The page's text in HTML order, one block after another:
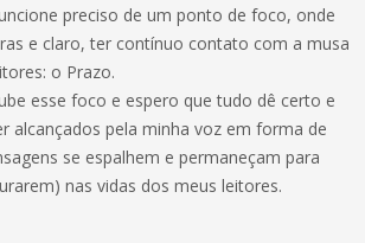
preciso de um ponto de foco, onde
e claro, ter contínuo contato com a musa
o Prazo.
esse foco e espero que tudo dê certo e
alcançados pela minha voz em forma de
se espalhem e permaneçam para
nas vidas dos meus leitores.